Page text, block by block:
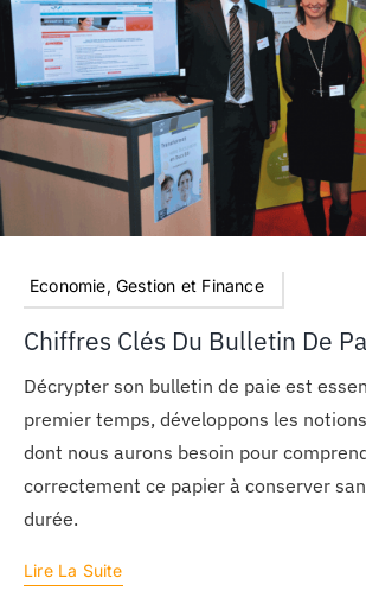
Economie, Gestion et Finance
Chiffres Clés Du Bulletin De
Décrypter son bulletin de paie est
premier temps, développons les
dont nous aurons besoin pour
correctement ce papier à conserver
durée.
Lire La Suite